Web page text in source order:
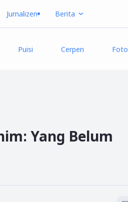
Jurnalizen Berita
Puisi Cerpen Foto
Yang Belum